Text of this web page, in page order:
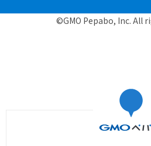
©GMO Pepabo, Inc. All